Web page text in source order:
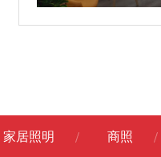
家居照明 商照